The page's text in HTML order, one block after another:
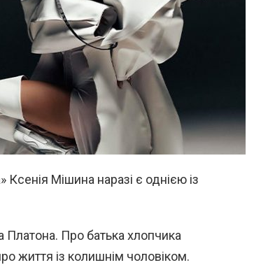
Ксенія Мішина наразі є однією із
Платона. Про батька хлопчика
життя із колишнім чоловіком.